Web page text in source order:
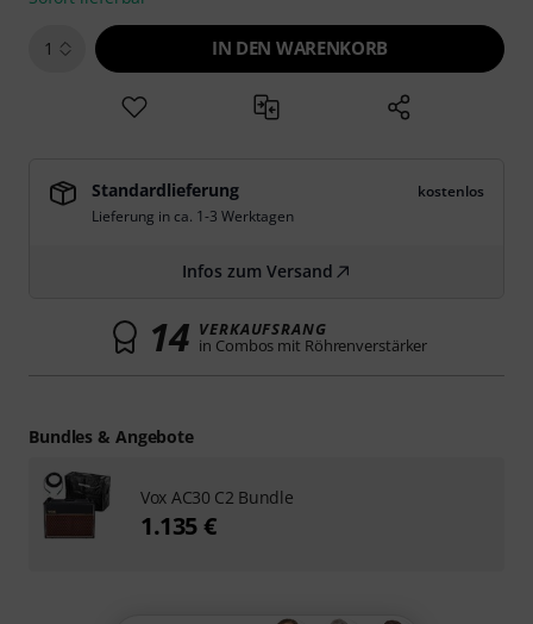
1 IN DEN WARENKORB
Standardlieferung
kostenlos
Lieferung in ca. 1-3 Werktagen
Infos zum Versand
14 VERKAUFSRANG
in Combos mit Röhrenverstärker
Bundles & Angebote
Vox AC30 C2 Bundle
1.135 €